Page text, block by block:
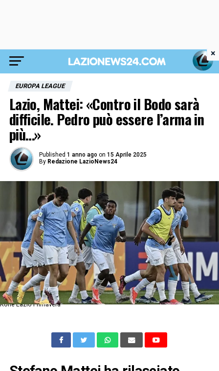
EUROPA LEAGUE
Lazio, Mattei: «Contro il Bodo sarà
difficile. Pedro può essere l’arma in
più…»
Published 1 anno ago on 15 Aprile 2025
By Redazione LazioNews24
Kone Lazio Primavera
×